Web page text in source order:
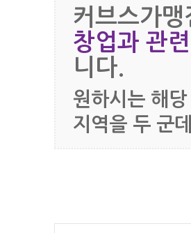
커브스가
창업과 관
니다.
원하시는 해
지역을 두 군